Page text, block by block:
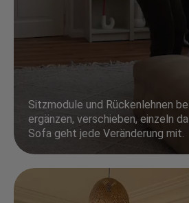
Sitzmodule und Rückenlehnen
ergänzen, verschieben, einzeln
Sofa geht jede Veränderung mit.